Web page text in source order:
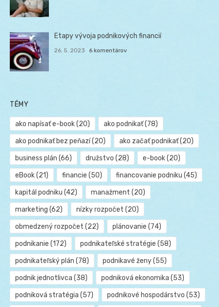
Etapy vývoja podnikových financií
26. 5. 2023 6 komentárov
TÉMY
ako napísať e-book(20) ako podnikať(78)
ako podnikať bez peňazí(20) ako začať podnikať(20)
business plán (66) družstvo (28) e-book(20)
eBook(21) financie (50) financovanie podniku (45)
kapitál podniku (42) manažment (20)
marketing (62) nízky rozpočet (20)
obmedzený rozpočet (22) plánovanie (74)
podnikanie (172) podnikateľské stratégie (58)
podnikateľský plán (78) podnikavé ženy(55)
podnik jednotlivca (38) podniková ekonomika (53)
podniková stratégia (57) podnikové hospodárstvo (53)